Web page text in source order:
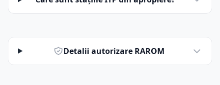
Detalii autorizare RAROM